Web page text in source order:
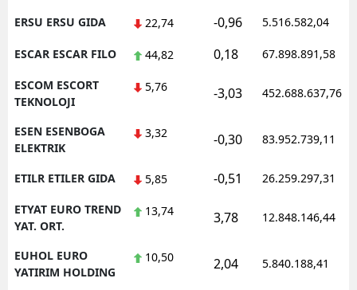
ERSU ERSU GIDA 22,74 -0,96 5.516.582,04
ESCAR ESCAR FILO 44,82 0,18 67.898.891,58
ESCOM ESCORT
TEKNOLOJI
5,76 -3,03 452.688.637,76
ESEN ESENBOGA
ELEKTRIK
3,32 -0,30 83.952.739,11
ETILR ETILER GIDA 5,85 -0,51 26.259.297,31
ETYAT EURO TREND
YAT. ORT.
13,74 3,78 12.848.146,44
EUHOL EURO
YATIRIM HOLDING
10,50 2,04 5.840.188,41